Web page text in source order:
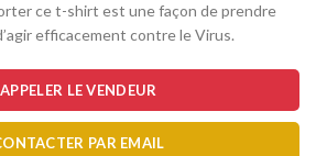
ce t-shirt est une façon de prendre
efficacement contre le Virus.
LE VENDEUR
PAR EMAIL